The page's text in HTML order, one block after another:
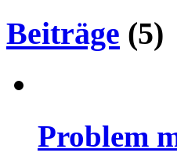
Beiträge (5)
Problem